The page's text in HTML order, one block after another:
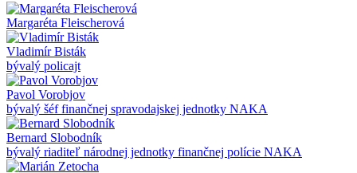
Margaréta Fleischerová
Vladimír Bisták
bývalý policajt
Pavol Vorobjov
bývalý šéf finančnej spravodajskej jednotky NAKA
Bernard Slobodník
bývalý riaditeľ národnej jednotky finančnej polície NAKA